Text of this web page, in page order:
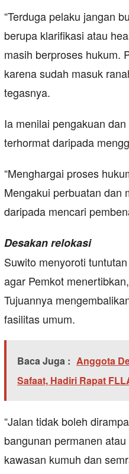
“Terduga pelaku jangan
berupa klarifikasi atau
masih berproses hukum.
karena sudah masuk
tegasnya.
Ia menilai pengakuan
terhormat daripada
“Menghargai proses
Mengakui perbuatan dan
daripada mencari
Desakan relokasi
Suwito menyoroti
agar Pemkot
Tujuannya
fasilitas umum.
Baca Juga : Anggota
Safaat, Hadiri Rapat
“Jalan tidak boleh
bangunan permanen
kawasan kumuh dan